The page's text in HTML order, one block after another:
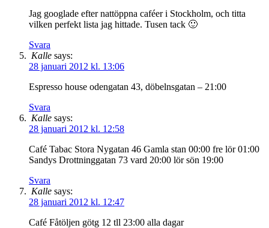
Jag googlade efter nattöppna caféer i Stockholm, och titta
vilken perfekt lista jag hittade. Tusen tack 🙂
Svara
Kalle says:
28 januari 2012 kl. 13:06
Espresso house odengatan 43, döbelnsgatan – 21:00
Svara
Kalle says:
28 januari 2012 kl. 12:58
Café Tabac Stora Nygatan 46 Gamla stan 00:00 fre lör 01:00
Sandys Drottninggatan 73 vard 20:00 lör sön 19:00
Svara
Kalle says:
28 januari 2012 kl. 12:47
Café Fåtöljen götg 12 tll 23:00 alla dagar